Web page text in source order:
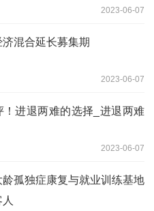
2023-06-07
混合延长募集期
2023-06-07
！进退两难的选择_进退两难
2023-06-07
孤独症康复与就业训练基地